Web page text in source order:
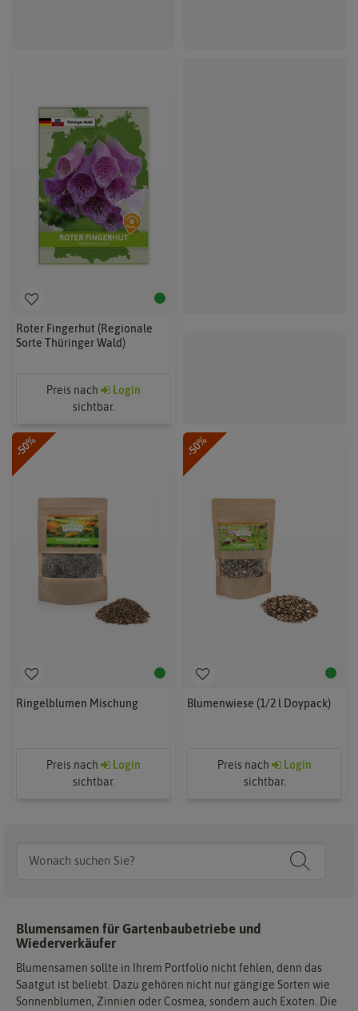
Roter Fingerhut (Regionale
Sorte Thüringer Wald)
Preis nach
Login
sichtbar.
-50%
Ringelblumen Mischung
Preis nach
Login
sichtbar.
-50%
Blumenwiese (1/2 l Doypack)
Preis nach
Login
sichtbar.
Blumensamen für Gartenbaubetriebe und
Wiederverkäufer
Blumensamen sollte in Ihrem Portfolio nicht fehlen, denn das
Saatgut ist beliebt. Dazu gehören nicht nur gängige Sorten wie
Sonnenblumen, Zinnien oder Cosmea, sondern auch Exoten. Die